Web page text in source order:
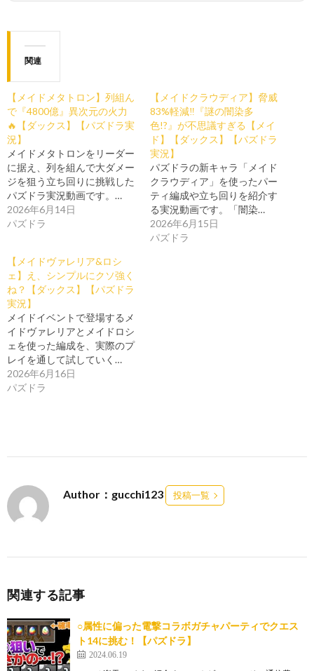
関連
【メイドメタトロン】列組ん
で『4800億』異次元の火力
🔥【ダックス】【パズドラ実
況】
メイドメタトロンをリーダー
に据え、列を組んで大ダメー
ジを狙う立ち回りに挑戦した
パズドラ実況動画です。…
2026年6月14日
パズドラ
【メイドクラウディア】脅威
83%軽減‼️『謎の闇染多
色!?』が不思議すぎる【メイ
ド】【ダックス】【パズドラ
実況】
パズドラの新キャラ「メイド
クラウディア」を使ったパー
ティ編成や立ち回りを紹介す
る実況動画です。「闇染…
2026年6月15日
パズドラ
【メイドヴァレリア&ロシ
ェ】え、シンプルにクソ強く
ね？【ダックス】【パズドラ
実況】
メイドイベントで登場するメ
イドヴァレリアとメイドロシ
ェを使った編成を、実際のプ
レイを通して試していく…
2026年6月16日
パズドラ
Author：gucchi123 投稿一覧
関連する記事
○属性に偏った電撃コラボガチャパーティでクエス
ト14に挑む！【パズドラ】
2024.06.19